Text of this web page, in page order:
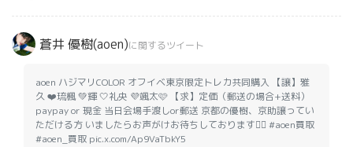
蒼井 優樹(aoen)に関するツイート
aoen ハジマリCOLOR オフイベ東京限定トレカ共同購入 【譲】雅
久 ❤️琉楓 💚輝 🤍礼央 💜颯太🩷 【求】定価（郵送の場合+送料）
paypay or 現金 当日会場手渡しor郵送 京都の優樹、京助譲ってい
ただける方 いましたらお声がけお待ちしております🙇‍♀️ #aoen買取
#aoen_買取 pic.x.com/Ap9VaTbkY5